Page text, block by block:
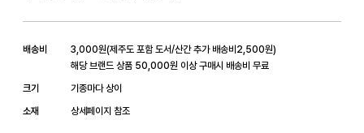
배송비 3,000원(제주도 포함 도서/산간 추가 배송비2,500원)
해당 브랜드 상품 50,000원 이상 구매시 배송비 무료
크기
기종마다 상이
소재
상세페이지 참조